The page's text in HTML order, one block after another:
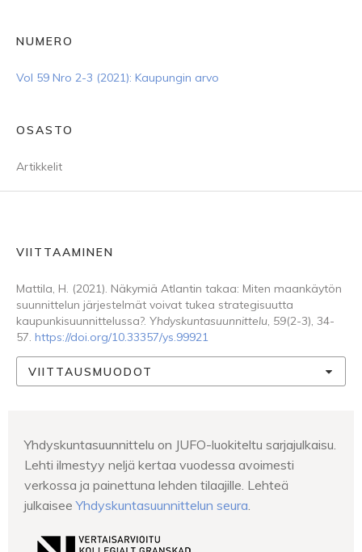
NUMERO
Vol 59 Nro 2-3 (2021): Kaupungin arvo
OSASTO
Artikkelit
VIITTAAMINEN
Mattila, H. (2021). Näkymiä Atlantin takaa: Miten maankäytön
suunnittelun järjestelmät voivat tukea strategisuutta
kaupunkisuunnittelussa?. Yhdyskuntasuunnittelu, 59(2-3), 34-
57. https://doi.org/10.33357/ys.99921
VIITTAUSMUODOT
Yhdyskuntasuunnittelu on JUFO-luokiteltu sarjajulkaisu.
Lehti ilmestyy neljä kertaa vuodessa avoimesti
verkossa ja painettuna lehden tilaajille. Lehteä
julkaiseeYhdyskuntasuunnittelun seura.